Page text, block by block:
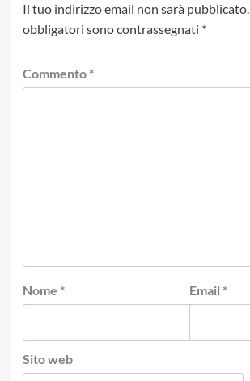
Il tuo indirizzo email non sarà pubblicato.
obbligatori sono contrassegnati *
Commento *
Nome * Email *
Sito web